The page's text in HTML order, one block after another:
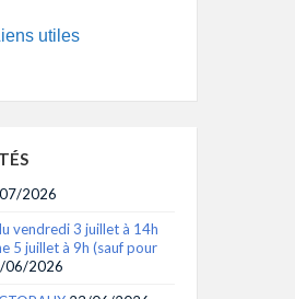
utiles
2026
vendredi 3 juillet à 14h
5 juillet à 9h (sauf pour
06/2026